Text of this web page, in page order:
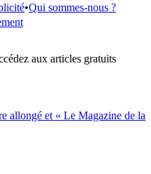
•Qui sommes-nous ?
aux articles gratuits
allongé et « Le Magazine de la